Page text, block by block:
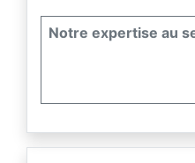
Notre expertise au